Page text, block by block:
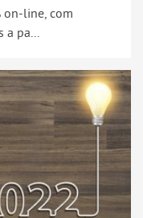
on-line, com
pa...